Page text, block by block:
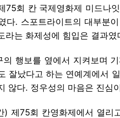
75회 칸 국제영화제 미드나
다. 스포트라이트의 대부분
라는 화제성에 힘입은 결과였
의 행보를 옆에서 지켜보며
잘났다고 하는 연예계에서
않다. 정우성의 마음은 진심
) 제75회 칸영화제에서 열